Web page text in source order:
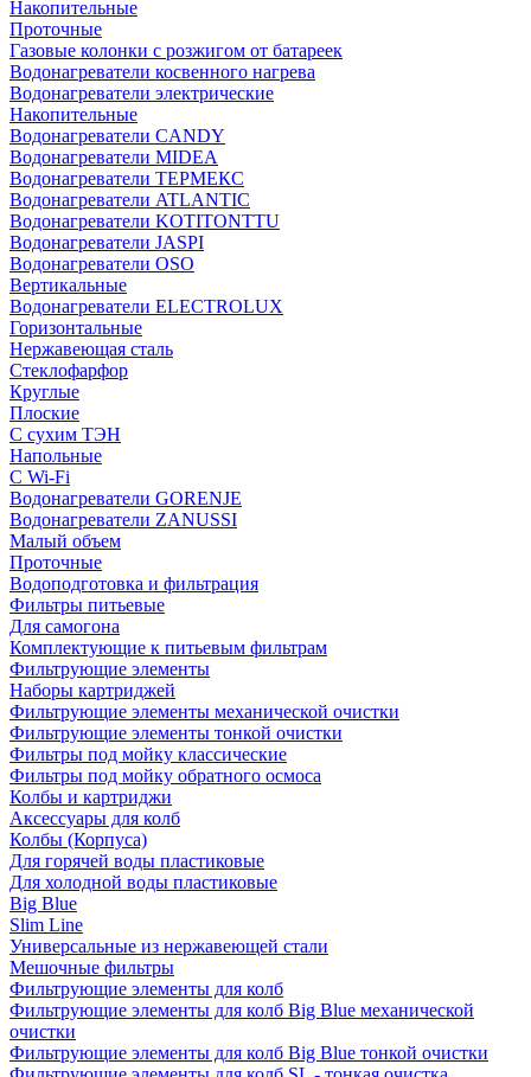
Накопительные
Проточные
Газовые колонки с розжигом от батареек
Водонагреватели косвенного нагрева
Водонагреватели электрические
Накопительные
Водонагреватели CANDY
Водонагреватели MIDEA
Водонагреватели ТЕРМЕКС
Водонагреватели ATLANTIC
Водонагреватели KOTITONTTU
Водонагреватели JASPI
Водонагреватели OSO
Вертикальные
Водонагреватели ELECTROLUX
Горизонтальные
Нержавеющая сталь
Стеклофарфор
Круглые
Плоские
С сухим ТЭН
Напольные
С Wi-Fi
Водонагреватели GORENJE
Водонагреватели ZANUSSI
Малый объем
Проточные
Водоподготовка и фильтрация
Фильтры питьевые
Для самогона
Комплектующие к питьевым фильтрам
Фильтрующие элементы
Наборы картриджей
Фильтрующие элементы механической очистки
Фильтрующие элементы тонкой очистки
Фильтры под мойку классические
Фильтры под мойку обратного осмоса
Колбы и картриджи
Аксессуары для колб
Колбы (Корпуса)
Для горячей воды пластиковые
Для холодной воды пластиковые
Big Blue
Slim Line
Универсальные из нержавеющей стали
Мешочные фильтры
Фильтрующие элементы для колб
Фильтрующие элементы для колб Big Blue механической
очистки
Фильтрующие элементы для колб Big Blue тонкой очистки